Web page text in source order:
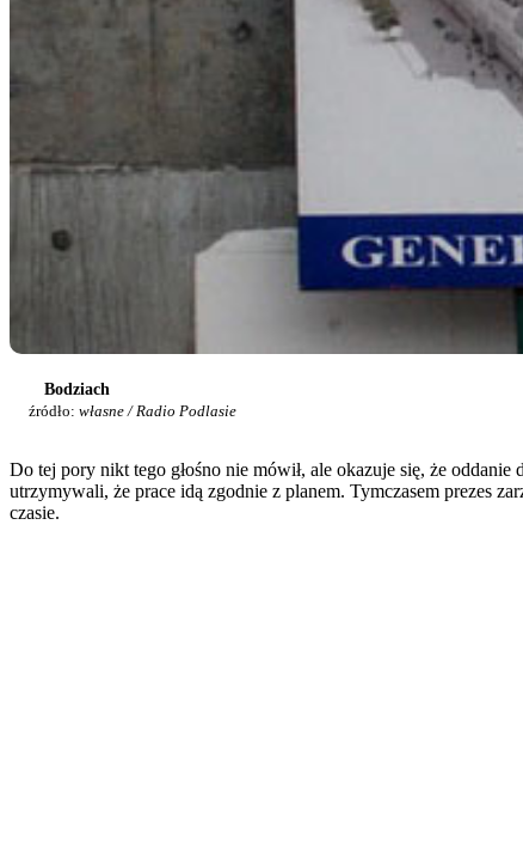
Bodziach
źródło: własne / Radio Podlasie
Do tej pory nikt tego głośno nie mówił, ale okazuje się, że
utrzymywali, że prace idą zgodnie z planem. Tymczasem prezes
czasie.